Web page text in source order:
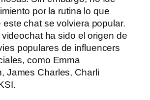
por la rutina lo que
chat se volviera popular.
ha sido el origen de
populares de influencers
como Emma
James Charles, Charli